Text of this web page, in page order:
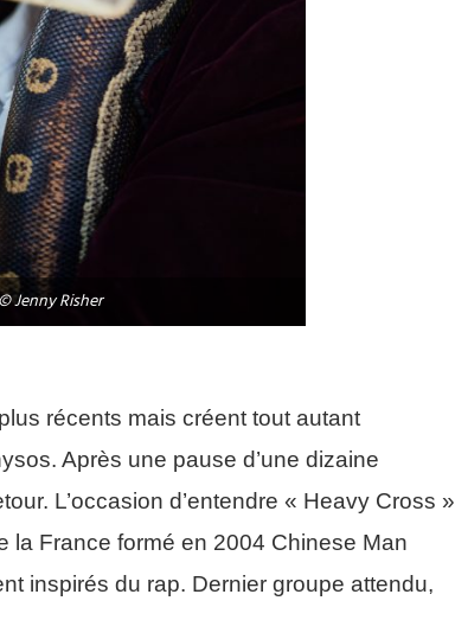
Jenny Risher
récents mais créent tout autant
Après une pause d’une dizaine
L’occasion d’entendre « Heavy Cross »
la France formé en 2004 Chinese Man
inspirés du rap. Dernier groupe attendu,